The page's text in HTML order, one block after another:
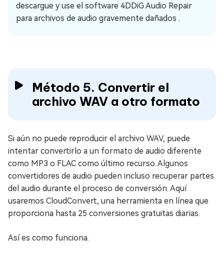
descargue y use el software 4DDiG Audio Repair
para archivos de audio gravemente dañados .
Método 5. Convertir el
archivo WAV a otro formato
Si aún no puede reproducir el archivo WAV, puede
intentar convertirlo a un formato de audio diferente
como MP3 o FLAC como último recurso. Algunos
convertidores de audio pueden incluso recuperar partes
del audio durante el proceso de conversión. Aquí
usaremos CloudConvert, una herramienta en línea que
proporciona hasta 25 conversiones gratuitas diarias.
Así es como funciona.